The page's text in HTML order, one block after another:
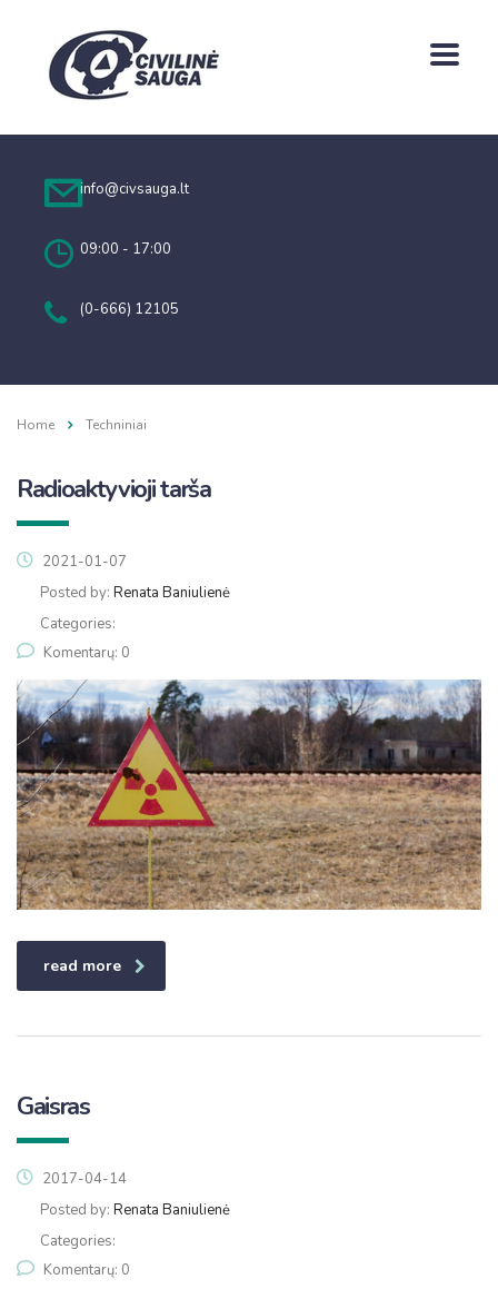
info@civsauga.lt
09:00 - 17:00
(0-666) 12105
Home Techniniai
Radioaktyvioji tarša
2021-01-07
Posted by: Renata Baniulienė
Categories:
Komentarų: 0
read more
Gaisras
2017-04-14
Posted by: Renata Baniulienė
Categories:
Komentarų: 0